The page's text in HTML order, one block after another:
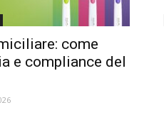
come
e compliance del